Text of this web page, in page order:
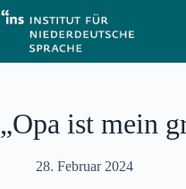
Zum
Inhalt
springen
„Opa ist mein
28. Februar 2024